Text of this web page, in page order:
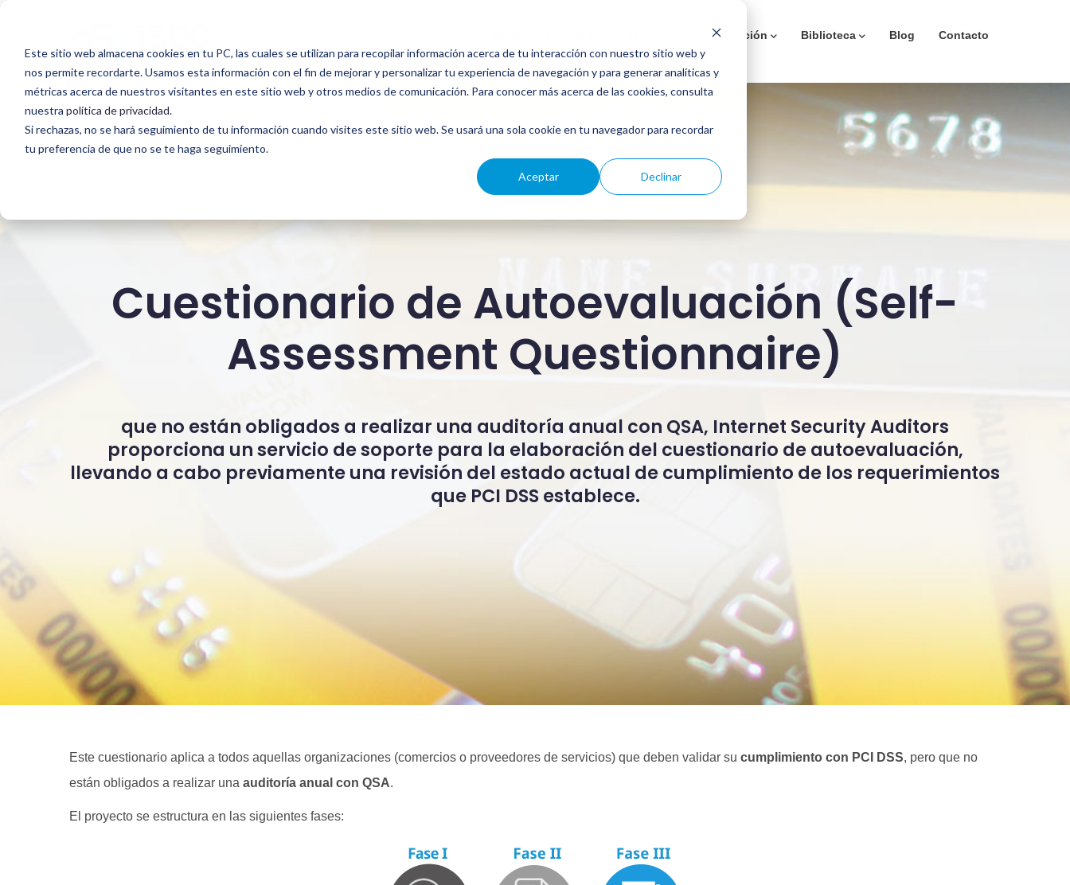
Este sitio web almacena cookies en tu PC, las cuales se utilizan para recopilar información acerca de tu interacción con nuestro sitio web y
nos permite recordarte. Usamos esta información con el fin de mejorar y personalizar tu experiencia de navegación y para generar analíticas y
métricas acerca de nuestros visitantes en este sitio web y otros medios de comunicación. Para conocer más acerca de las cookies, consulta
nuestra política de privacidad.
Si rechazas, no se hará seguimiento de tu información cuando visites este sitio web. Se usará una sola cookie en tu navegador para recordar
tu preferencia de que no se te haga seguimiento.
Aceptar Declinar
principal
Formación Biblioteca Blog Contacto
language
Cuestionario
de
Autoevaluación
Assessment
Cuestionario de Autoevaluación (Self-
Assessment Questionnaire)
que no están obligados a realizar una auditoría anual con QSA, Internet Security Auditors
proporciona un servicio de soporte para la elaboración del cuestionario de autoevaluación,
llevando a cabo previamente una revisión del estado actual de cumplimiento de los requerimientos
que PCI DSS establece.
Este cuestionario aplica a todos aquellas organizaciones (comercios o proveedores de servicios) que deben validar su cumplimiento con PCI DSS, pero que no
están obligados a realizar una auditoría anual con QSA.
El proyecto se estructura en las siguientes fases: